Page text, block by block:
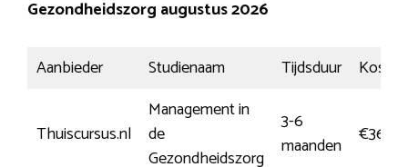
Gezondheidszorg augustus 2026
Aanbieder Studienaam Tijdsduur Kosten
Thuiscursus.nl
Management in
de
Gezondheidszorg
3-6
maanden